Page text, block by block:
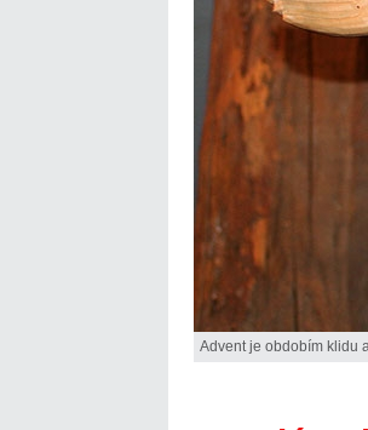
Advent je obdobím klidu